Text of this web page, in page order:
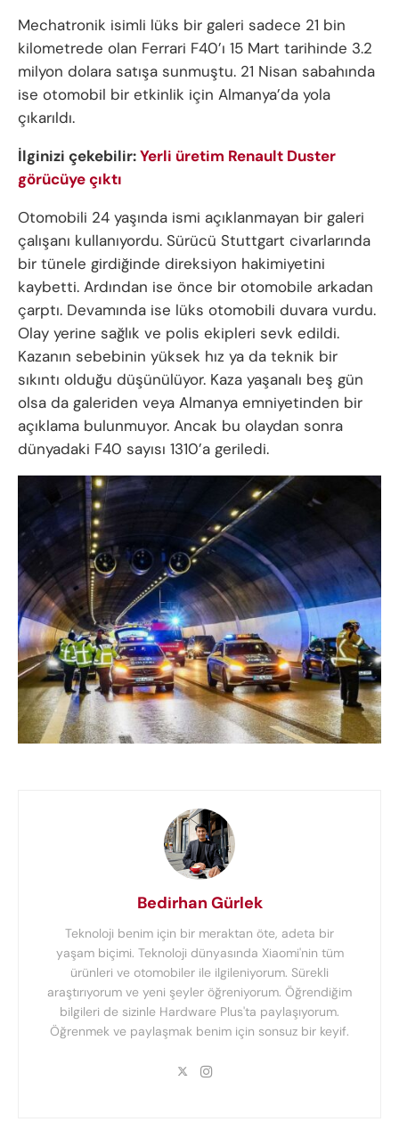
Mechatronik isimli lüks bir galeri sadece 21 bin
kilometrede olan Ferrari F40’ı 15 Mart tarihinde 3.2
milyon dolara satışa sunmuştu. 21 Nisan sabahında
ise otomobil bir etkinlik için Almanya’da yola
çıkarıldı.
İlginizi çekebilir:Yerli üretim Renault Duster
görücüye çıktı
Otomobili 24 yaşında ismi açıklanmayan bir galeri
çalışanı kullanıyordu. Sürücü Stuttgart civarlarında
bir tünele girdiğinde direksiyon hakimiyetini
kaybetti. Ardından ise önce bir otomobile arkadan
çarptı. Devamında ise lüks otomobili duvara vurdu.
Olay yerine sağlık ve polis ekipleri sevk edildi.
Kazanın sebebinin yüksek hız ya da teknik bir
sıkıntı olduğu düşünülüyor. Kaza yaşanalı beş gün
olsa da galeriden veya Almanya emniyetinden bir
açıklama bulunmuyor. Ancak bu olaydan sonra
dünyadaki F40 sayısı 1310’a geriledi.
Bedirhan Gürlek
Teknoloji benim için bir meraktan öte, adeta bir
yaşam biçimi. Teknoloji dünyasında Xiaomi'nin tüm
ürünleri ve otomobiler ile ilgileniyorum. Sürekli
araştırıyorum ve yeni şeyler öğreniyorum. Öğrendiğim
bilgileri de sizinle Hardware Plus'ta paylaşıyorum.
Öğrenmek ve paylaşmak benim için sonsuz bir keyif.